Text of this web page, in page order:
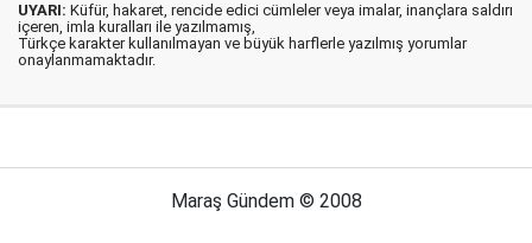
UYARI: Küfür, hakaret, rencide edici cümleler veya imalar, inançlara saldırı
içeren, imla kuralları ile yazılmamış,
Türkçe karakter kullanılmayan ve büyük harflerle yazılmış yorumlar
onaylanmamaktadır.
Maraş Gündem © 2008